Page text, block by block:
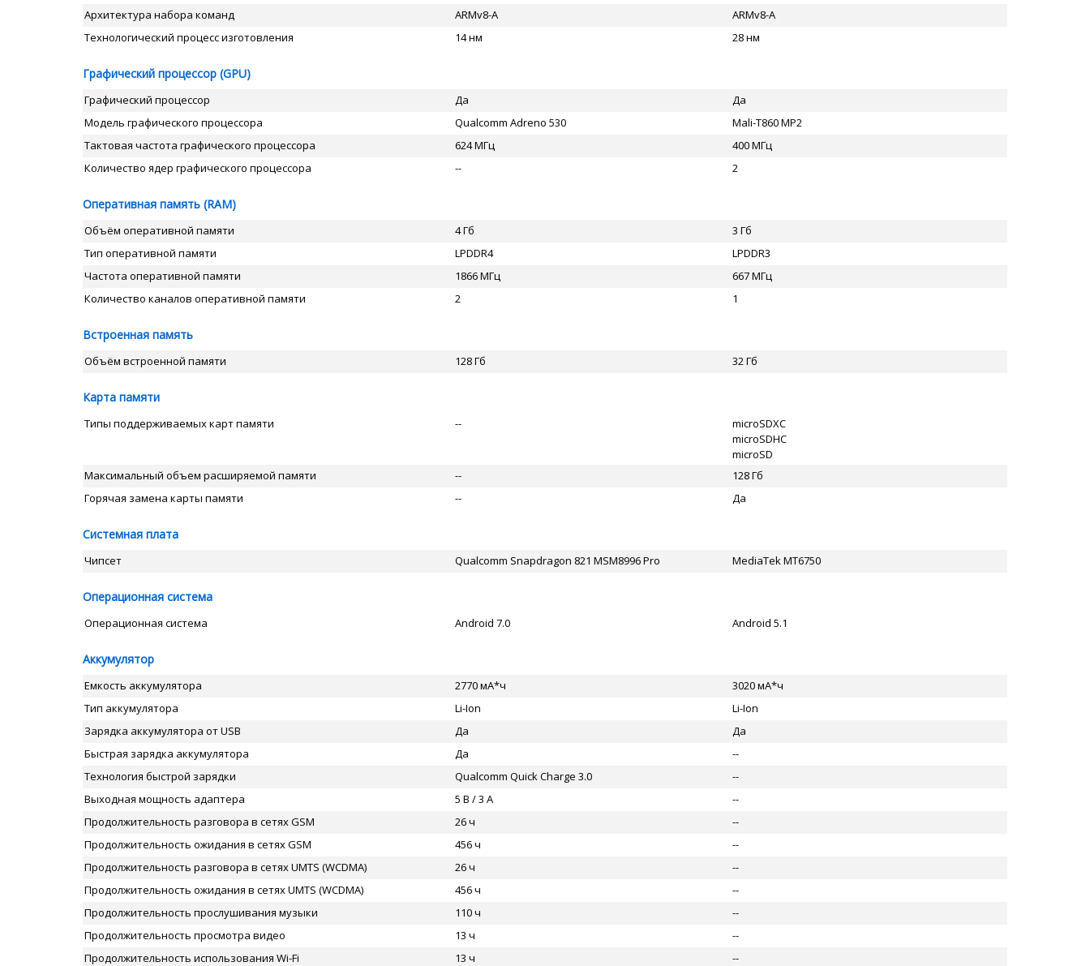
Архитектура набора команд
ARMv8-A
ARMv8-A
Технологический процесс изготовления
14 нм 28 нм
Графический процессор (GPU)
Графический процессор Да
Да
Модель графического процессора
Qualcomm Adreno 530
Mali-T860 MP2
Тактовая частота графического процессора
624 МГц
400 МГц
Количество ядер графического процессора
-- 2
Оперативная память (RAM)
Объём оперативной памяти 4 Гб
3 Гб
Тип оперативной памяти
LPDDR4
LPDDR3
Частота оперативной памяти
1866 МГц
667 МГц
Количество каналов оперативной памяти
2 1
Встроенная память
Объём встроенной памяти 128 Гб 32 Гб
Карта памяти
Типы поддерживаемых карт памяти --
microSDXC
microSDHC
microSD
Максимальный объем расширяемой памяти
--
128 Гб
Горячая замена карты памяти
-- Да
Системная плата
Чипсет Qualcomm Snapdragon 821 MSM8996 Pro MediaTek MT6750
Операционная система
Операционная система Android 7.0 Android 5.1
Аккумулятор
Емкость аккумулятора 2770 мА*ч
3020 мА*ч
Тип аккумулятора
Li-Ion
Li-Ion
Зарядка аккумулятора от USB
Да
Да
Быстрая зарядка аккумулятора
Да
--
Технология быстрой зарядки
Qualcomm Quick Charge 3.0
--
Выходная мощность адаптера
5 В / 3 А
--
Продолжительность разговора в сетях GSM
26 ч
--
Продолжительность ожидания в сетях GSM
456 ч
--
Продолжительность разговора в сетях UMTS (WCDMA)
26 ч
--
Продолжительность ожидания в сетях UMTS (WCDMA)
456 ч
--
Продолжительность прослушивания музыки
110 ч
--
Продолжительность просмотра видео
13 ч
--
Продолжительность использования Wi-Fi
13 ч --